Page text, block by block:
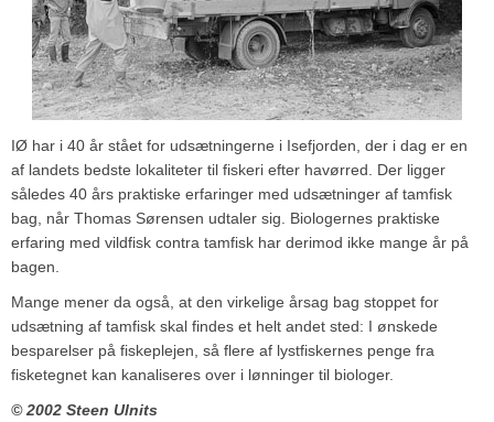
IØ har i 40 år stået for udsætningerne i Isefjorden, der i dag er en
af landets bedste lokaliteter til fiskeri efter havørred. Der ligger
således 40 års praktiske erfaringer med udsætninger af tamfisk
bag, når Thomas Sørensen udtaler sig. Biologernes praktiske
erfaring med vildfisk contra tamfisk har derimod ikke mange år på
bagen.
Mange mener da også, at den virkelige årsag bag stoppet for
udsætning af tamfisk skal findes et helt andet sted: I ønskede
besparelser på fiskeplejen, så flere af lystfiskernes penge fra
fisketegnet kan kanaliseres over i lønninger til biologer.
© 2002 Steen Ulnits